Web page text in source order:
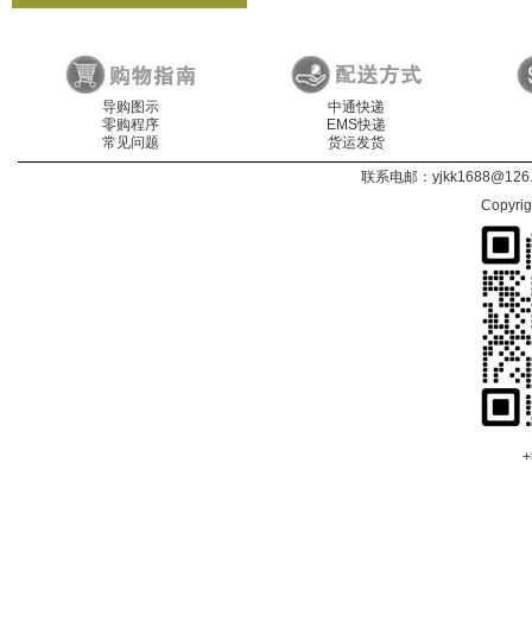
导购图示
零购程序
常见问题
中通快递
EMS快递
货运发货
联系电邮：